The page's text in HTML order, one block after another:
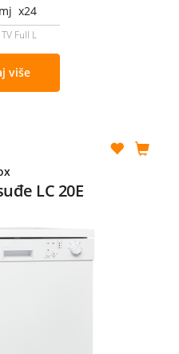
x24
Full L
više
LC 20E